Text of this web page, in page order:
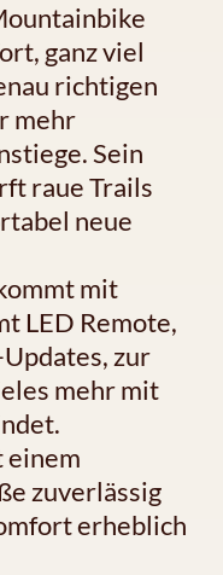
ganz viel
richtigen
mehr
Sein
raue Trails
neue
mit
LED Remote,
zur
mehr mit
einem
zuverlässig
erheblich